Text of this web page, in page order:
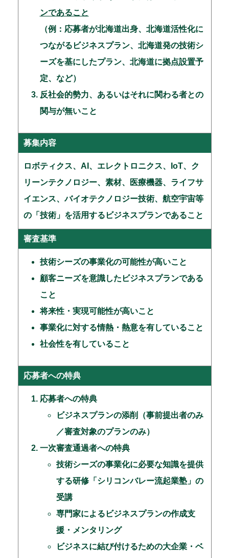
ンであること
（例：応募者が北海道出身、北海道活性化に
つながるビジネスプラン、北海道発の技術シ
ーズを基にしたプラン、北海道に拠点設置予
定、など）
反社会的勢力、あるいはそれに関わる者との
関与が無いこと
募集内容
ロボティクス、AI、エレクトロニクス、IoT、ク
リーンテクノロジー、素材、医療機器、ライフサ
イエンス、バイオテクノロジー技術、航空宇宙等
の「技術」を活用するビジネスプランであること
審査基準
技術シーズの事業化の可能性が高いこと
顧客ニーズを意識したビジネスプランである
こと
将来性・実現可能性が高いこと
事業化に対する情熱・熱意を有していること
社会性を有していること
応募者への特典
応募者への特典
ビジネスプランの添削（事前提出者のみ
／審査対象のプランのみ）
一次審査通過者への特典
技術シーズの事業化に必要な知識を提供
する研修「シリコンバレー流起業塾」の
受講
専門家によるビジネスプランの作成支
援・メンタリング
ビジネスに結び付けるための大企業・ベ